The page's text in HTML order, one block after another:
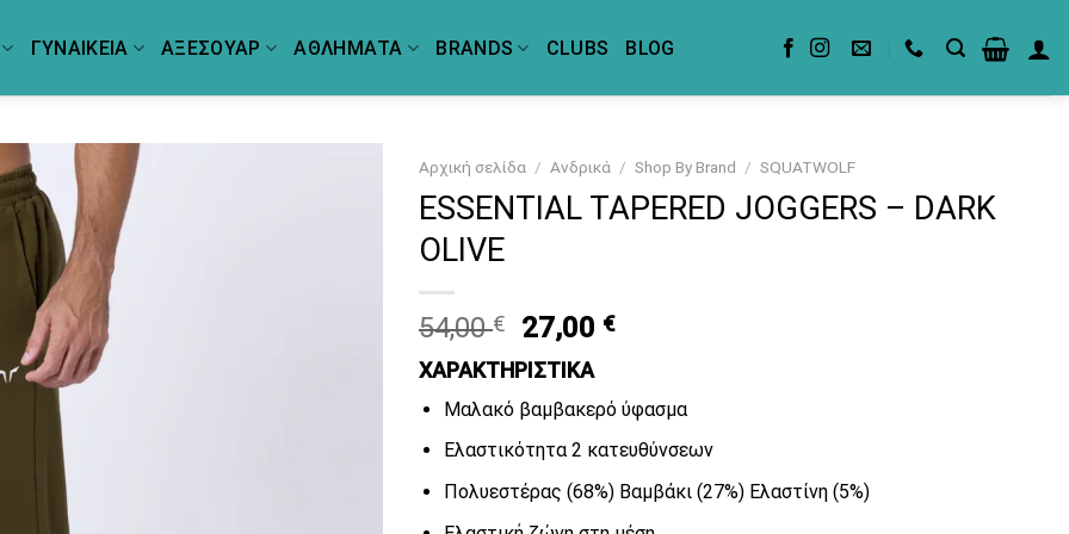
ΓΥΝΑΙΚΕΙΑ ΑΞΕΣΟΥΑΡ ΑΘΛΗΜΑΤΑ BRANDS CLUBS BLOG
Αρχική σελίδα / Ανδρικά / Shop By Brand / SQUATWOLF
ESSENTIAL TAPERED JOGGERS – DARK
OLIVE
54,00€
Original
price
was:
54,00 €.
27,00 €Current
27,00 €.
ΧΑΡΑΚΤΗΡΙΣΤΙΚΑ
Μαλακό βαμβακερό ύφασμα
Ελαστικότητα 2 κατευθύνσεων
Πολυεστέρας (68%) Βαμβάκι (27%) Ελαστίνη (5%)